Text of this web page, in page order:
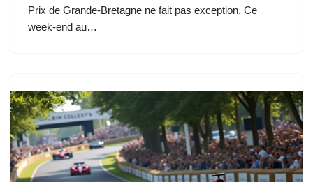
Prix de Grande-Bretagne ne fait pas exception. Ce
week-end au…